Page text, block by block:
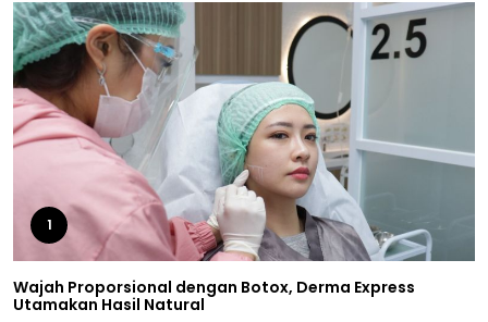
1
Wajah Proporsional dengan Botox, Derma Express
Utamakan Hasil Natural